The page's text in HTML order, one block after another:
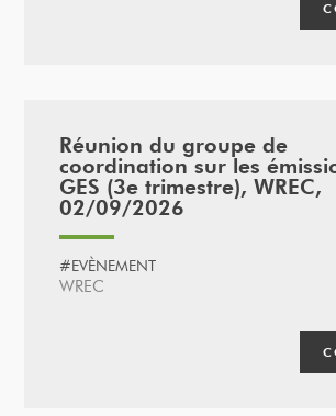
Réunion du groupe de
coordination sur les
GES (3e trimestre), WREC,
02/09/2026
#EVÈNEMENT
WREC